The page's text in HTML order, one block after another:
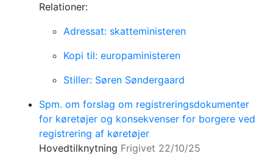
Relationer:
Adressat: skatteministeren
Kopi til: europaministeren
Stiller: Søren Søndergaard
Spm. om forslag om registreringsdokumenter
for køretøjer og konsekvenser for borgere ved
registrering af køretøjer
Hovedtilknytning Frigivet 22/10/25